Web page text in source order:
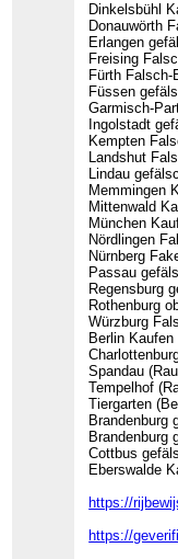
Dinkelsbühl
Donauwörth
Erlangen
Freising
Fürth Falsch-
Füssen
Garmisch-
Ingolstadt
Kempten
Landshut
Lindau
Memmingen
Mittenwald
München
Nördlingen
Nürnberg
Passau
Regensburg
Rothenburg
Würzburg
Berlin
Spandau
Tempelhof
Tiergarten
Brandenburg
Brandenburg
Cottbus
Eberswalde
https://
https://